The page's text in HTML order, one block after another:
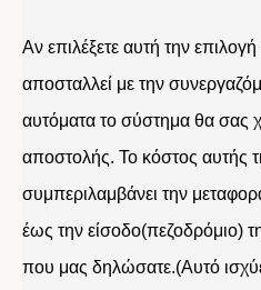
Αν επιλέξετε αυτή την
αποσταλλεί με την
αυτόματα το σύστημα θα σας
αποστολής. Το κόστος αυτής
συμπεριλαμβάνει την
έως την είσοδο(πεζοδρόμιο)
που μας δηλώσατε.(Αυτό